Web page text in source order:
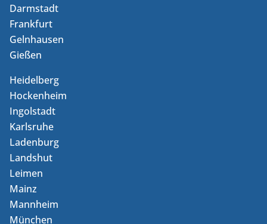
Darmstadt
Frankfurt
Gelnhausen
Gießen
Heidelberg
Hockenheim
Ingolstadt
Karlsruhe
Ladenburg
Landshut
Leimen
Mainz
Mannheim
München